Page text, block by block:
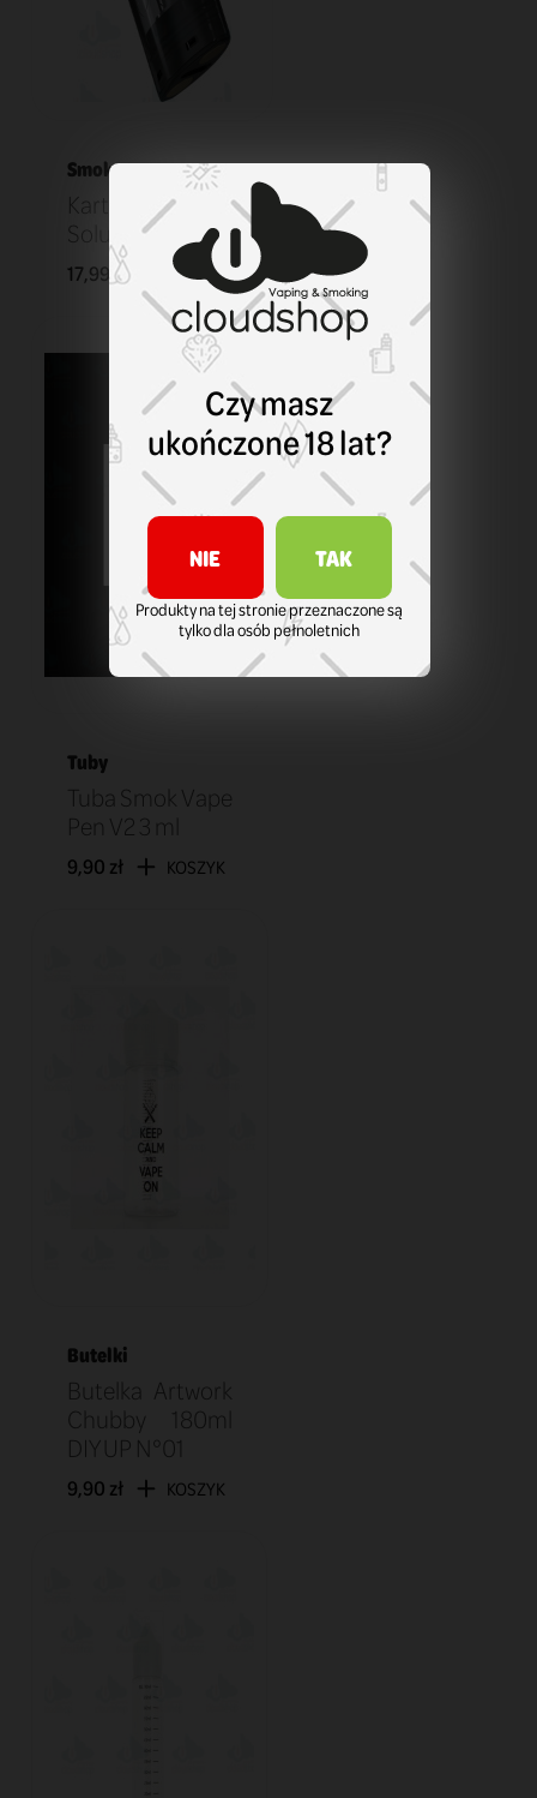
Smok
Kartridż Smok
Solus 0,9 ohm
17,99 zł KOSZYK
Tuby
Tuba Smok Vape
Pen V2 3 ml
9,90 zł KOSZYK
Butelki
Butelka Artwork
Chubby 180ml
DIY UP N°01
9,90 zł KOSZYK
Czy masz
ukończone 18 lat?
NIE TAK
Produkty na tej stronie przeznaczone są
tylko dla osób pełnoletnich